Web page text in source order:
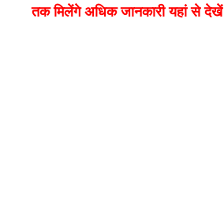
तक मिलेंगे अधिक जानकारी यहां से देखें